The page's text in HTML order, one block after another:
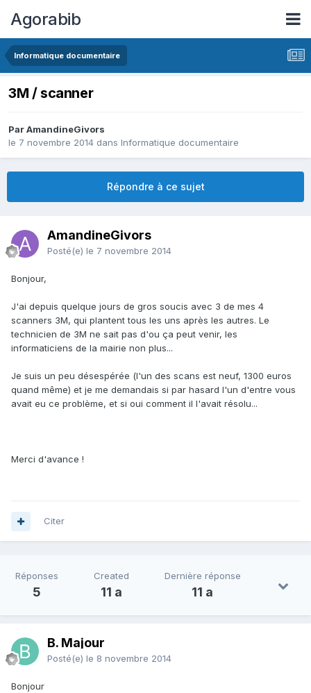
Agorabib
Informatique documentaire
3M / scanner
Par AmandineGivors
le 7 novembre 2014 dans Informatique documentaire
Répondre à ce sujet
AmandineGivors
Posté(e) le 7 novembre 2014
Bonjour,
J'ai depuis quelque jours de gros soucis avec 3 de mes 4
scanners 3M, qui plantent tous les uns après les autres. Le
technicien de 3M ne sait pas d'ou ça peut venir, les
informaticiens de la mairie non plus...
Je suis un peu désespérée (l'un des scans est neuf, 1300 euros
quand même) et je me demandais si par hasard l'un d'entre vous
avait eu ce problème, et si oui comment il l'avait résolu...
Merci d'avance !
Citer
Réponses
5
Created
11 a
Dernière réponse
11 a
B. Majour
Posté(e) le 8 novembre 2014
Bonjour